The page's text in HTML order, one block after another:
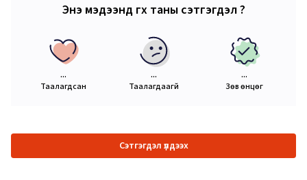
Энэ мэдээнд өгөх таны сэтгэгдэл ?
...
Таалагдсан
...
Таалагдаагүй
...
Зөв өнцөг
Сэтгэгдэл үлдээх